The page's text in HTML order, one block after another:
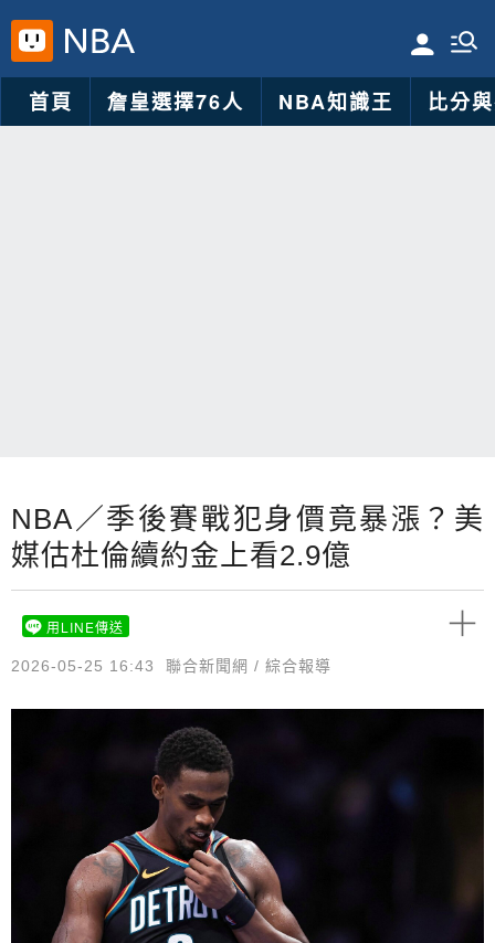
首頁 詹皇選擇76人 NBA知識王 比分
NBA／季後賽戰犯身價竟暴漲？美
媒估杜倫續約金上看2.9億
2026-05-25 16:43 聯合新聞網 / 綜合報導
用LINE傳送